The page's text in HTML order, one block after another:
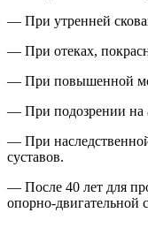
— При утренней
— При отеках,
— При повышенной
— При подозрении на
— При
суставов.
— После 40 лет для
опорно-двигательной